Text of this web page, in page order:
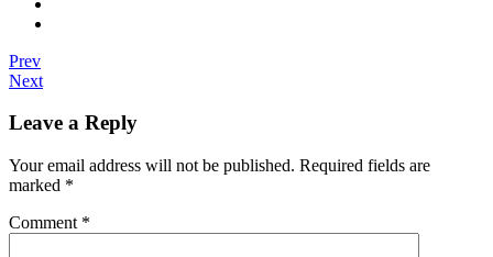
Prev
Next
Leave a Reply
Your email address will not be published. Required fields are
marked *
Comment *